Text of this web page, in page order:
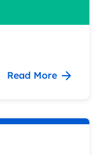
Read More